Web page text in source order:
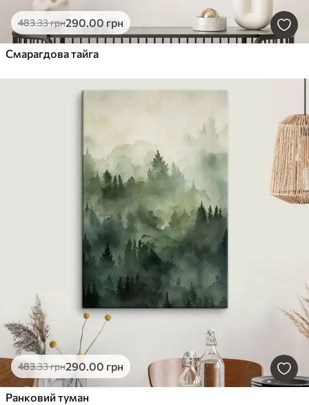
483.33грн290.00 грн
Смарагдова тайга
483.33грн290.00 грн
Ранковий туман